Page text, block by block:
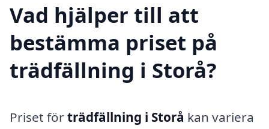
Vad hjälper till att
bestämma priset på
trädfällning i Storå?
Priset förträdfällning i Storå kan variera